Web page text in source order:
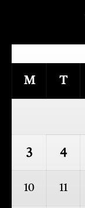
M T
3 4
10 11